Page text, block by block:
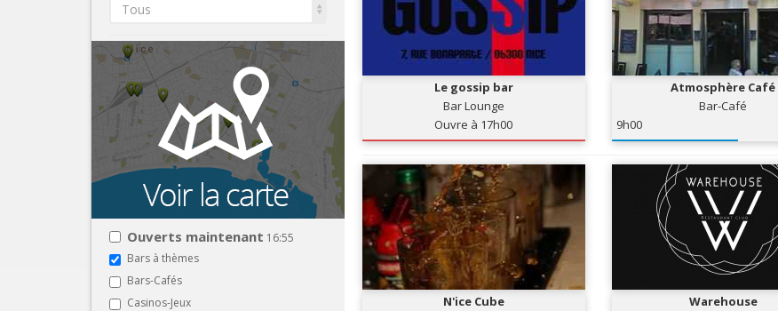
Tous
Ouverts maintenant 16:55
Bars à thèmes
Bars-Cafés
Casinos-Jeux
Le gossip bar
Bar Lounge
Ouvre à 17h00
Atmosphère Café
Bar-Café
9h00
N'ice Cube
Warehouse